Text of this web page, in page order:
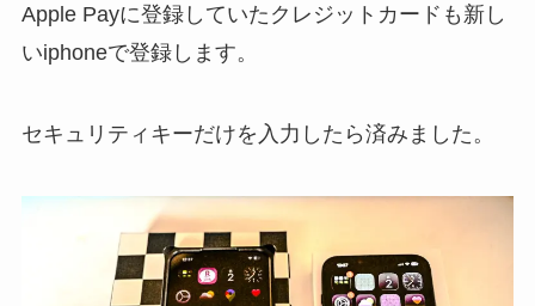
Apple Payに登録していたクレジットカードも新し
いiphoneで登録します。
セキュリティキーだけを入力したら済みました。